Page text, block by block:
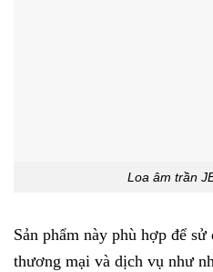
Loa âm trần
Sản phẩm này phù hợp để
thương mại và dịch vụ như